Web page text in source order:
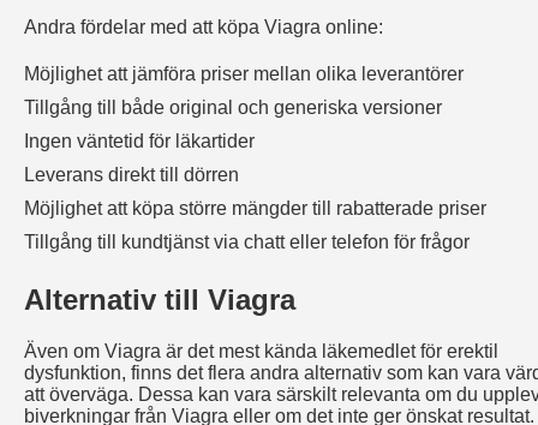
Andra fördelar med att köpa Viagra online:
Möjlighet att jämföra priser mellan olika leverantörer
Tillgång till både original och generiska versioner
Ingen väntetid för läkartider
Leverans direkt till dörren
Möjlighet att köpa större mängder till rabatterade priser
Tillgång till kundtjänst via chatt eller telefon för frågor
Alternativ till Viagra
Även om Viagra är det mest kända läkemedlet för erektil
dysfunktion, finns det flera andra alternativ som kan vara
att överväga. Dessa kan vara särskilt relevanta om du
biverkningar från Viagra eller om det inte ger önskat resultat.